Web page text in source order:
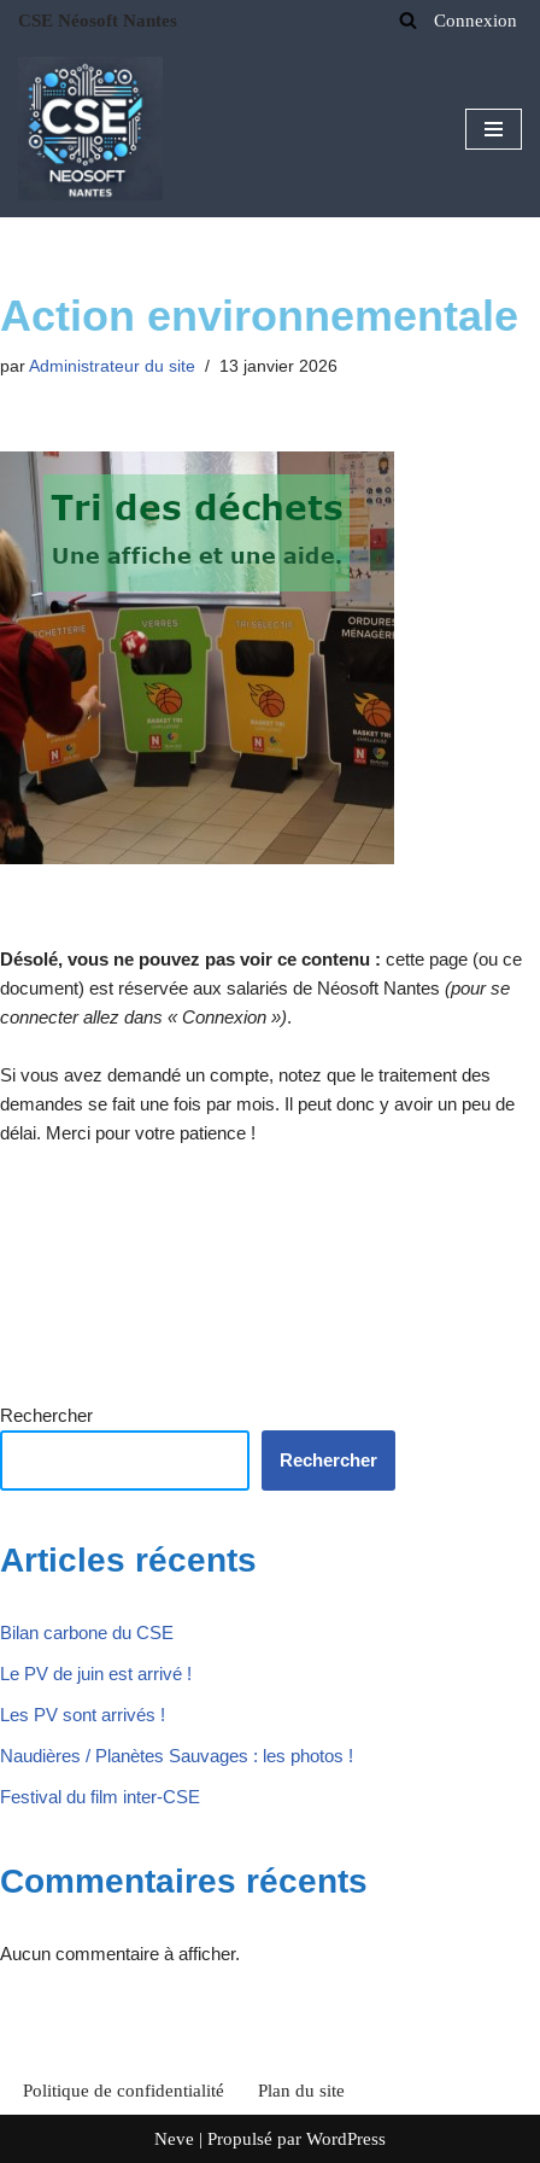
au
contenu
CSE Néosoft Nantes Connexion
Action environnementale
par Administrateur du site 13 janvier 2026
Désolé, vous ne pouvez pas voir ce contenu : cette page (ou ce
document) est réservée aux salariés de Néosoft Nantes (pour se
connecter allez dans « Connexion »).
Si vous avez demandé un compte, notez que le traitement des
demandes se fait une fois par mois. Il peut donc y avoir un peu de
délai. Merci pour votre patience !
Rechercher
Rechercher
Articles récents
Bilan carbone du CSE
Le PV de juin est arrivé !
Les PV sont arrivés !
Naudières / Planètes Sauvages : les photos !
Festival du film inter-CSE
Commentaires récents
Aucun commentaire à afficher.
Politique de confidentialité Plan du site
Neve | Propulsé par WordPress